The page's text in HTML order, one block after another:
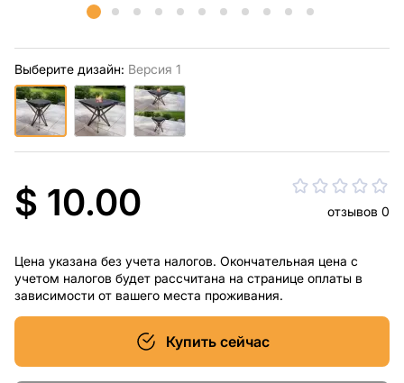
Выберите дизайн: Версия 1
$ 10.00 отзывов 0
Цена указана без учета налогов. Окончательная цена с
учетом налогов будет рассчитана на странице оплаты в
зависимости от вашего места проживания.
Купить сейчас